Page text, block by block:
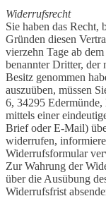
Widerrufsrecht
Sie haben das Recht,
Gründen diesen
vierzehn Tage ab
benannter Dritter, der
Besitz genommen
auszuüben, müssen
6, 34295
mittels einer
Brief oder E-Mail)
widerrufen,
Widerrufsformular
Zur Wahrung der
über die Ausübung
Widerrufsfrist